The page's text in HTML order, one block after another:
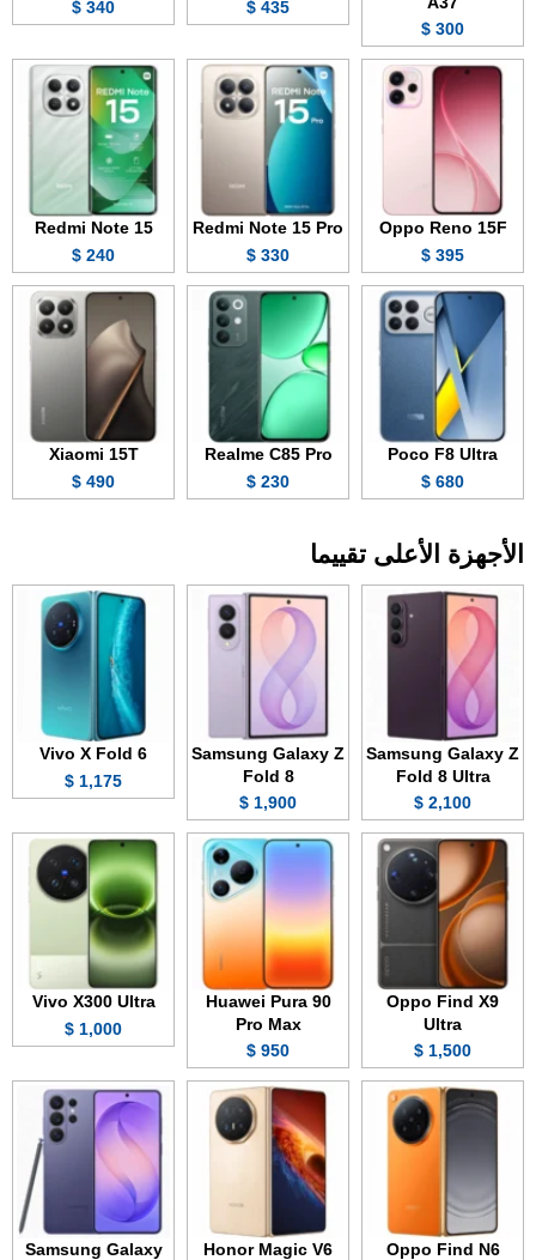
300 $
435 $
340 $
Oppo Reno 15F
395 $
Redmi Note 15 Pro
330 $
Redmi Note 15
240 $
Poco F8 Ultra
680 $
Realme C85 Pro
230 $
Xiaomi 15T
490 $
الأجهزة الأعلى تقييما
Samsung Galaxy Z
Fold 8 Ultra
2,100 $
Samsung Galaxy Z
Fold 8
1,900 $
Vivo X Fold 6
1,175 $
Oppo Find X9
Ultra
1,500 $
Huawei Pura 90
Pro Max
950 $
Vivo X300 Ultra
1,000 $
Oppo Find N6
Honor Magic V6
Samsung Galaxy